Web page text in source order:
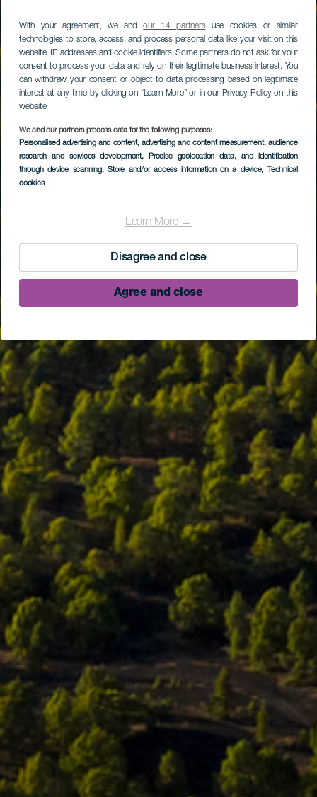
With your agreement, we andour 14 partnersuse cookies or similar
technologies to store, access, and process personal data like your visit on this
website, IP addresses and cookie identifiers. Some partners do not ask for your
consent to process your data and rely on their legitimate business interest. You
can withdraw your consent or object to data processing based on legitimate
interest at any time by clicking on “Learn More” or in our Privacy Policy on this
website.
We and our partners process data for the following purposes:
Personalised advertising and content, advertising and content measurement, audience
research and services development, Precise geolocation data, and identification
through device scanning, Store and/or access information on a device, Technical
cookies
Learn More →
Disagree and close
Agree and close